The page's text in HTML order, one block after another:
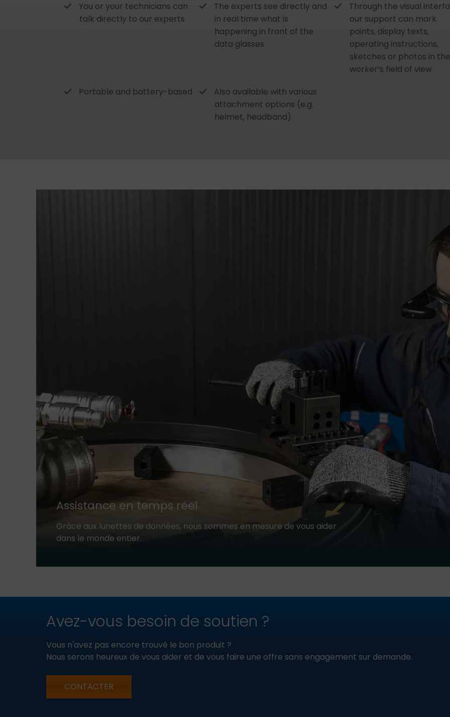
You or your technicians can
talk directly to our experts
The experts see directly and
in real time what is
happening in front of the
data glasses
Through the visual
our support can mark
points, display texts,
operating instructions,
sketches or photos in the
worker‘s field of view
Portable and battery-based
Also available with various
attachment options (e.g.
helmet, headband)
Assistance en temps réel
Grâce aux lunettes de données, nous sommes en mesure de vous aider
dans le monde entier.
Avez-vous besoin de soutien ?
Vous n'avez pas encore trouvé le bon produit ?
Nous serons heureux de vous aider et de vous faire une offre sans engagement sur demande.
CONTACTER